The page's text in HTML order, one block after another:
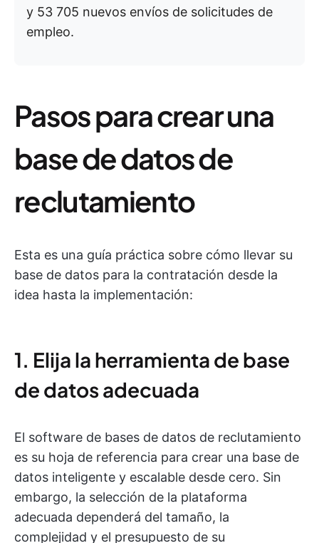
y 53 705 nuevos envíos de solicitudes de
empleo.
Pasos para crear una
base de datos de
reclutamiento
Esta es una guía práctica sobre cómo llevar su
base de datos para la contratación desde la
idea hasta la implementación:
1. Elija la herramienta de base
de datos adecuada
El software de bases de datos de reclutamiento
es su hoja de referencia para crear una base de
datos inteligente y escalable desde cero. Sin
embargo, la selección de la plataforma
adecuada dependerá del tamaño, la
complejidad y el presupuesto de su